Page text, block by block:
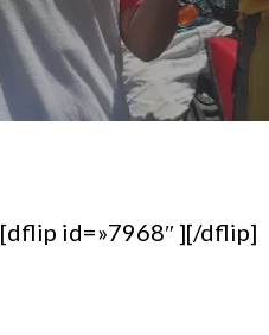
[dflip id=»7968″ ][/dflip]